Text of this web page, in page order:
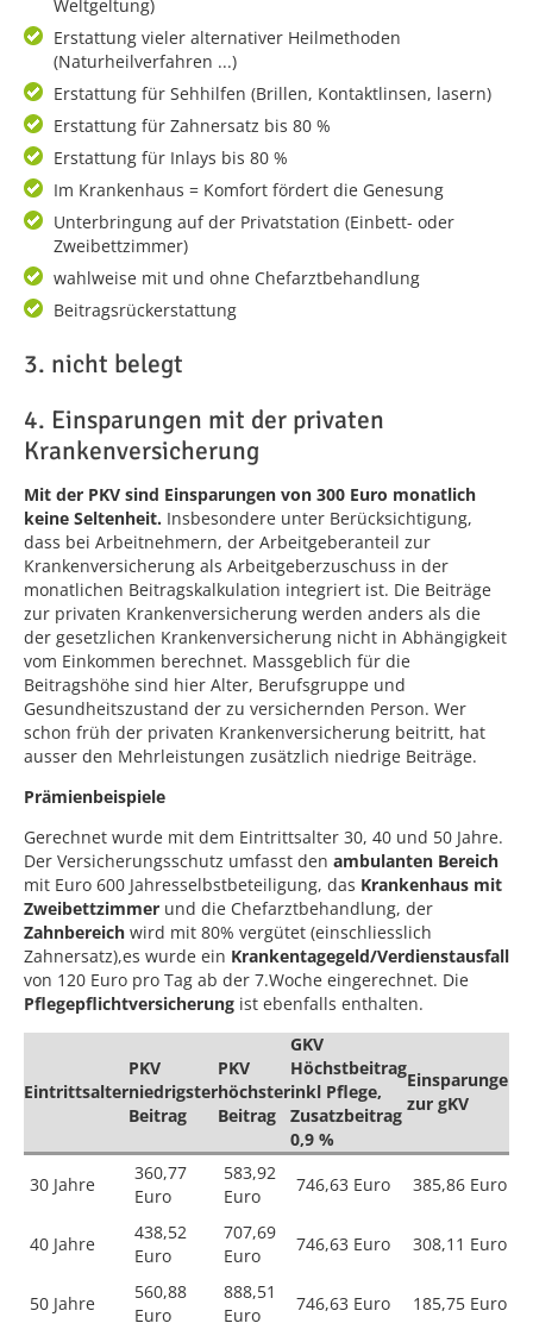
Weltgeltung)
Erstattung vieler alternativer Heilmethoden
(Naturheilverfahren ...)
Erstattung für Sehhilfen (Brillen, Kontaktlinsen, lasern)
Erstattung für Zahnersatz bis 80 %
Erstattung für Inlays bis 80 %
Im Krankenhaus = Komfort fördert die Genesung
Unterbringung auf der Privatstation (Einbett- oder
Zweibettzimmer)
wahlweise mit und ohne Chefarztbehandlung
Beitragsrückerstattung
3. nicht belegt
4. Einsparungen mit der privaten
Krankenversicherung
Mit der PKV sind Einsparungen von 300 Euro monatlich
keine Seltenheit. Insbesondere unter Berücksichtigung,
dass bei Arbeitnehmern, der Arbeitgeberanteil zur
Krankenversicherung als Arbeitgeberzuschuss in der
monatlichen Beitragskalkulation integriert ist. Die Beiträge
zur privaten Krankenversicherung werden anders als die
der gesetzlichen Krankenversicherung nicht in Abhängigkeit
vom Einkommen berechnet. Massgeblich für die
Beitragshöhe sind hier Alter, Berufsgruppe und
Gesundheitszustand der zu versichernden Person. Wer
schon früh der privaten Krankenversicherung beitritt, hat
ausser den Mehrleistungen zusätzlich niedrige Beiträge.
Prämienbeispiele
Gerechnet wurde mit dem Eintrittsalter 30, 40 und 50 Jahre.
Der Versicherungsschutz umfasst den ambulanten Bereich
mit Euro 600 Jahresselbstbeteiligung, das Krankenhaus mit
Zweibettzimmer und die Chefarztbehandlung, der
Zahnbereich wird mit 80% vergütet (einschliesslich
Zahnersatz),es wurde ein Krankentagegeld/Verdienstausfall
von 120 Euro pro Tag ab der 7.Woche eingerechnet. Die
Pflegepflichtversicherung ist ebenfalls enthalten.
Eintrittsalter
PKV
niedrigster
Beitrag
PKV
höchster
Beitrag
GKV
Höchstbeitrag
inkl Pflege,
Zusatzbeitrag
0,9 %
Einsparungen
zur gKV
30 Jahre
360,77
Euro
583,92
Euro
746,63 Euro 385,86 Euro
40 Jahre
438,52
Euro
707,69
Euro
746,63 Euro 308,11 Euro
50 Jahre
560,88
Euro
888,51
Euro
746,63 Euro 185,75 Euro